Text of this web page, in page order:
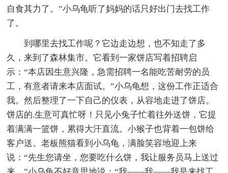
自食其力了。”小乌龟听了妈妈的话只好出门去找工作
了。
到哪里去找工作呢？它边走边想，也不知走了多
久，来到了森林集市。它看到一家饼店写着招聘启
示：“本店因生意兴隆，急需招聘一名能吃苦耐劳的员
工，有意者请来本店面试。”小乌龟想，这份工作正适合
我。然后整理了一下自己的仪表，从容地走进了饼店。
饼店的.生意可真忙呀！只见小兔子忙着往外送饼，它提
着满满一篮饼，累得大汗直流。小猴子也背着一包饼给
客户送。老板熊猫看到小乌龟，满脸笑容地迎上来
说：“先生您请坐，您要吃什么饼，我让服务员马上送过